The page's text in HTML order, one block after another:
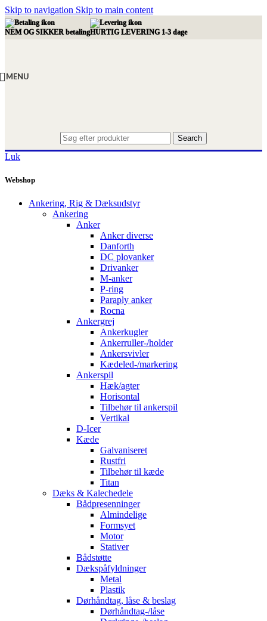
Skip to navigation Skip to main content
NEM OG SIKKER betalingHURTIG LEVERING 1-3 dage
MENU
Search
Luk
Webshop
Ankering, Rig & Dæksudstyr
Ankering
Anker
Anker diverse
Danforth
DC plovanker
Drivanker
M-anker
P-ring
Paraply anker
Rocna
Ankergrej
Ankerkugler
Ankerruller-/holder
Ankersvivler
Kædeled-/markering
Ankerspil
Hæk/agter
Horisontal
Tilbehør til ankerspil
Vertikal
D-Icer
Kæde
Galvaniseret
Rustfri
Tilbehør til kæde
Titan
Dæks & Kalechedele
Bådpresenninger
Almindelige
Formsyet
Motor
Stativer
Bådstøtte
Dækspåfyldninger
Metal
Plastik
Dørhåndtag, låse & beslag
Dørhåndtag-/låse